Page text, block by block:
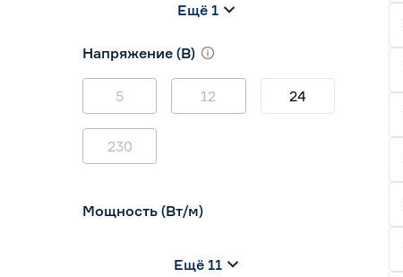
10 12
Ещё 1
Напряжение (В)
5 12 24
230
Мощность (Вт/м)
Ещё 11